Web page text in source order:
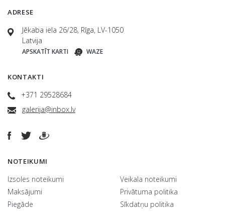
ADRESE
Jēkaba iela 26/28, Rīga, LV-1050
Latvija
APSKATĪT KARTI WAZE
KONTAKTI
+371 29528684
galerija@inbox.lv
NOTEIKUMI
Izsoles noteikumi
Maksājumi
Piegāde
Veikala noteikumi
Privātuma politika
Sīkdatņu politika